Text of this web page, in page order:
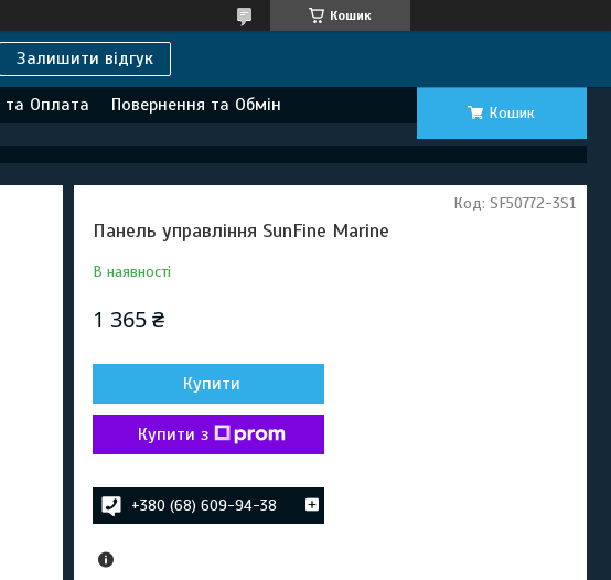
Кошик
Залишити відгук
та Оплата Повернення та Обмін Кошик
Панель управління SunFine Marine
В наявності
Код: SF50772-3S1
1 365 ₴
Купити
Купити з
+380 (68) 609-94-38